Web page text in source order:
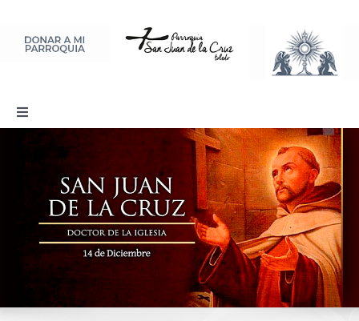
contenido
Toggle
Navigation
PARROQUIA
SACRAMENTOS
LITURGIA Y ORACIÓN
DISCIPULADOS